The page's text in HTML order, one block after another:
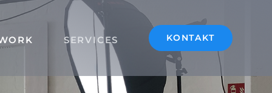
SERVICES KONTAKT